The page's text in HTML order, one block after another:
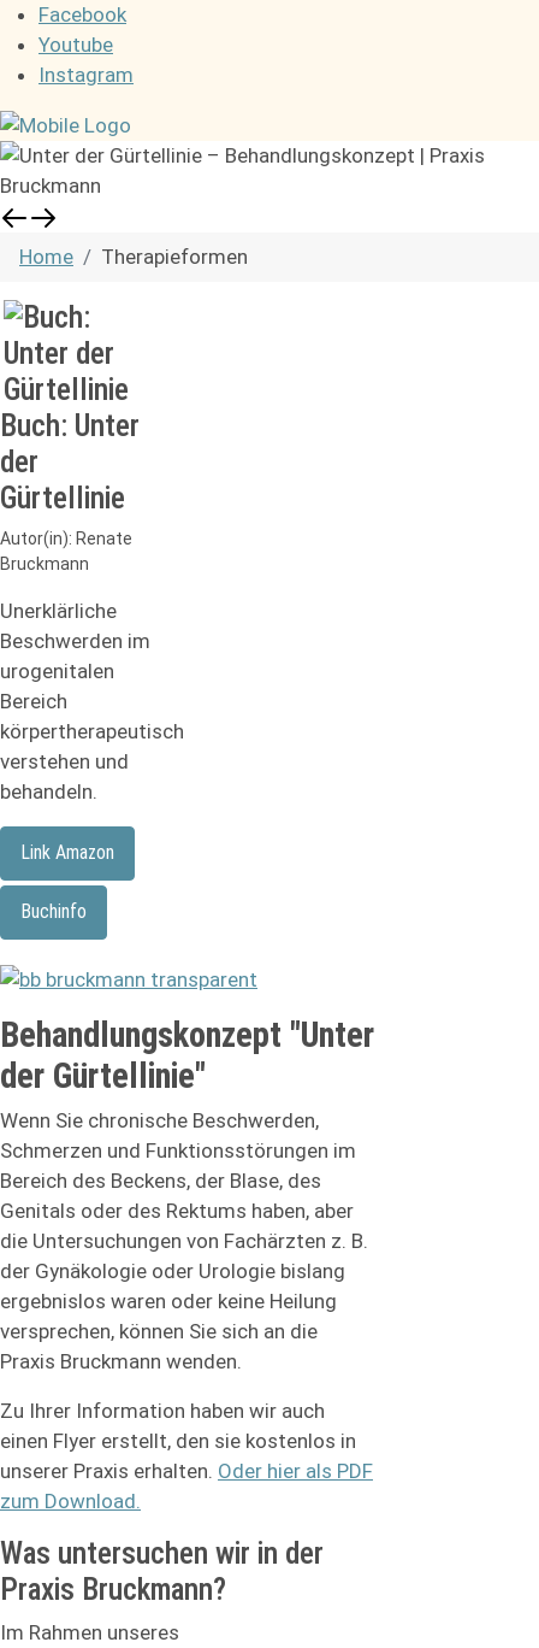
Facebook
Youtube
Instagram
Home Therapieformen
Buch: Unter
der
Gürtellinie
Autor(in): Renate
Bruckmann
Unerklärliche
Beschwerden im
urogenitalen
Bereich
körpertherapeutisch
verstehen und
behandeln.
Link Amazon
Buchinfo
Behandlungskonzept "Unter
der Gürtellinie"
Wenn Sie chronische Beschwerden,
Schmerzen und Funktionsstörungen im
Bereich des Beckens, der Blase, des
Genitals oder des Rektums haben, aber
die Untersuchungen von Fachärzten z. B.
der Gynäkologie oder Urologie bislang
ergebnislos waren oder keine Heilung
versprechen, können Sie sich an die
Praxis Bruckmann wenden.
Zu Ihrer Information haben wir auch
einen Flyer erstellt, den sie kostenlos in
unserer Praxis erhalten. Oder hier als PDF
zum Download.
Was untersuchen wir in der
Praxis Bruckmann?
Im Rahmen unseres